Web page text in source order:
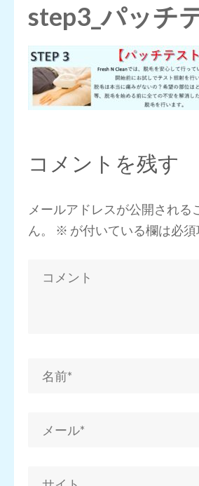
step3_パッチ
コメントを残す
メールアドレスが公開される
ん。
※ が付いている欄は必